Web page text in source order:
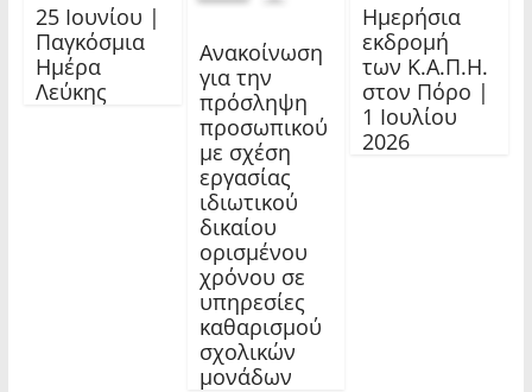
25 Ιουνίου |
Παγκόσμια
Ημέρα
Λεύκης
Ανακοίνωση
για την
πρόσληψη
προσωπικού
με σχέση
εργασίας
ιδιωτικού
δικαίου
ορισμένου
χρόνου σε
υπηρεσίες
καθαρισμού
σχολικών
μονάδων
Ημερήσια
εκδρομή
των Κ.Α.Π.Η.
στον Πόρο |
1 Ιουλίου
2026